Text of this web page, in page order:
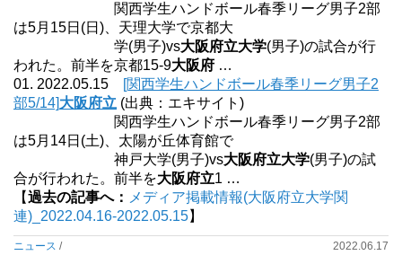
関西学生ハンドボール春季リーグ男子2部
は5月15日(日)、天理大学で京都大
学(男子)vs大阪府立大学(男子)の試合が行
われた。前半を京都15-9大阪府 …
01. 2022.05.15
[関西学生ハンドボール春季リーグ男子2
部5/14]大阪府立 (出典：エキサイト)
関西学生ハンドボール春季リーグ男子2部
は5月14日(土)、太陽が丘体育館で
神戸大学(男子)vs大阪府立大学(男子)の試
合が行われた。前半を大阪府立1 …
【過去の記事へ： メディア掲載情報(大阪府立大学関
連)_2022.04.16-2022.05.15】
ニュース / 2022.06.17